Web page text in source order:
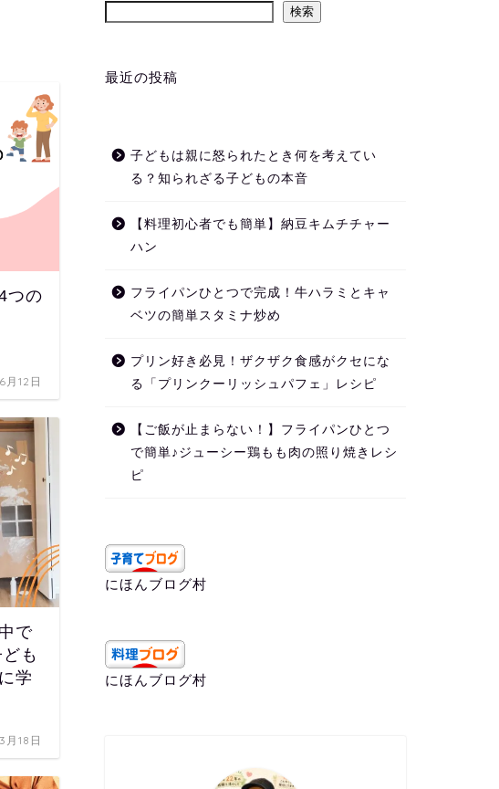
つの
月12日
で
も
学
月18日
検索
最近の投稿
子どもは親に怒られたとき何を考えてい
る？知られざる子どもの本音
【料理初心者でも簡単】納豆キムチチャー
ハン
フライパンひとつで完成！牛ハラミとキャ
ベツの簡単スタミナ炒め
プリン好き必見！ザクザク食感がクセにな
る「プリンクーリッシュパフェ」レシピ
【ご飯が止まらない！】フライパンひとつ
で簡単♪ジューシー鶏もも肉の照り焼きレシ
ピ
にほんブログ村
にほんブログ村